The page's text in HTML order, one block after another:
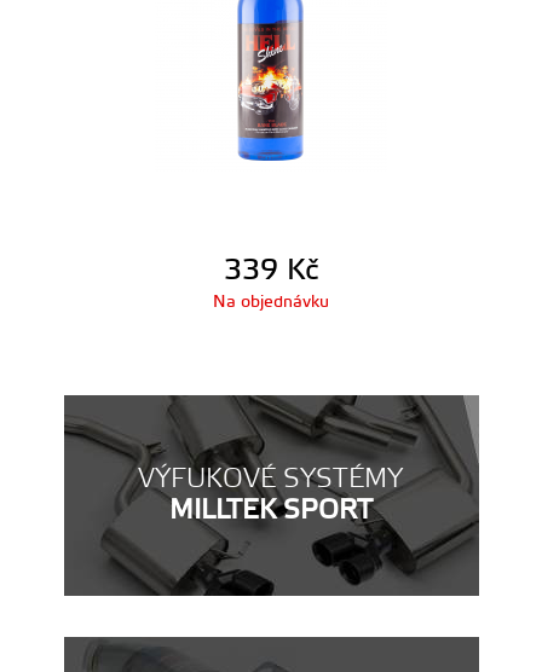
339 Kč
Na objednávku
VÝFUKOVÉ SYSTÉMY
MILLTEK SPORT